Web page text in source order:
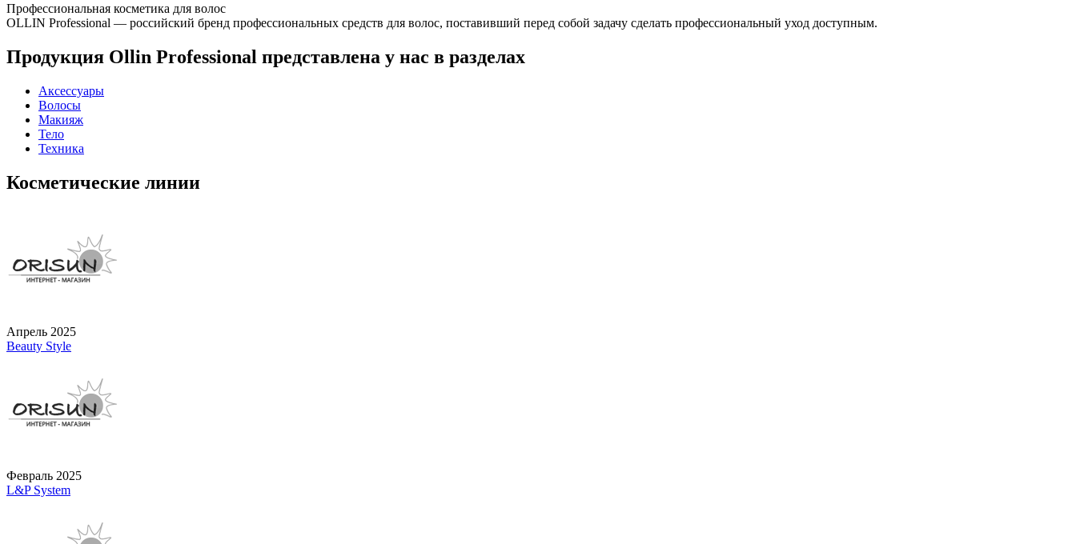
Профессиональная косметика для волос
OLLIN Professional — российский бренд профессиональных средств для волос, поставивший перед собой задачу сделать профессиональный уход доступным.
Продукция Ollin Professional представлена у нас в разделах
Аксессуары
Волосы
Макияж
Тело
Техника
Косметические линии
Апрель 2025
Beauty Style
Февраль 2025
L&P System